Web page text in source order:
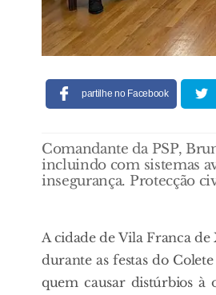
partilhe no Facebook
Comandante da PSP,
incluindo com sistemas
insegurança. Protecção
A cidade de Vila Franca
durante as festas do
quem causar distúrbios à